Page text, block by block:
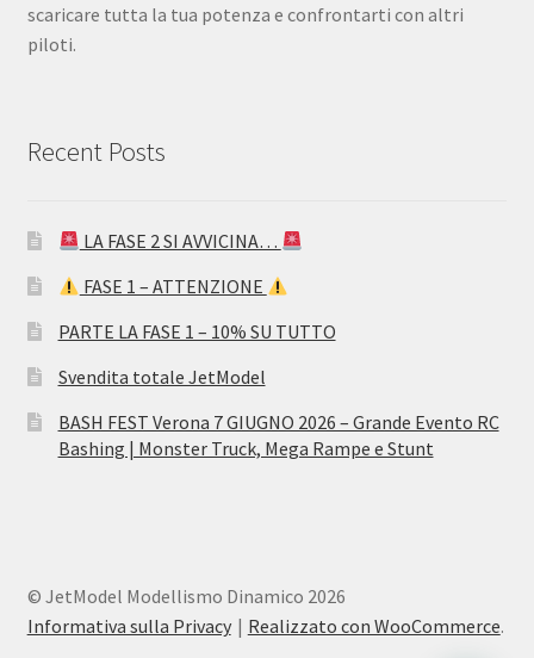
scaricare tutta la tua potenza e confrontarti con altri
piloti.
Recent Posts
LA FASE 2 SI AVVICINA…
FASE 1 – ATTENZIONE
PARTE LA FASE 1 – 10% SU TUTTO
Svendita totale JetModel
BASH FEST Verona 7 GIUGNO 2026 – Grande Evento RC
Bashing | Monster Truck, Mega Rampe e Stunt
© JetModel Modellismo Dinamico 2026
Informativa sulla Privacy
Realizzato con WooCommerce.